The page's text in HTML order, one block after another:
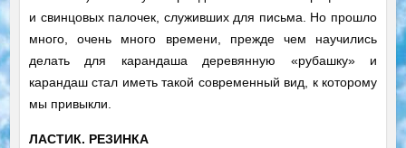
и свинцовых палочек, служивших для письма. Но прошло
много, очень много времени, прежде чем научились
делать для карандаша деревянную «рубашку» и
карандаш стал иметь такой современный вид, к которому
мы привыкли.
ЛАСТИК. РЕЗИНКА